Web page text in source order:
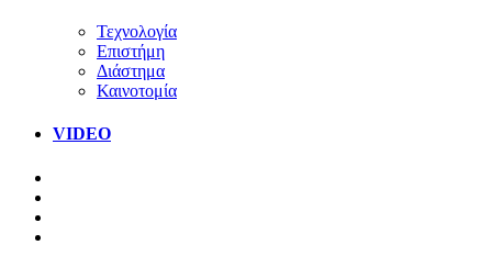
Τεχνολογία
Επιστήμη
Διάστημα
Καινοτομία
VIDEO